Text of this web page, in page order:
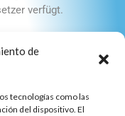
de
tecnologías como las
del dispositivo. El
verfügt.